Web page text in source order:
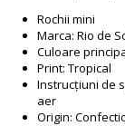
Rochii mini
Marca: Rio de
Culoare
Print: Tropical
Instrucțiuni de
aer
Origin: